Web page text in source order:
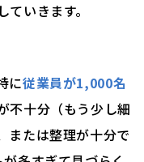
いきます。
に従業員が1,000名
不十分（もう少し細
または整理が十分で